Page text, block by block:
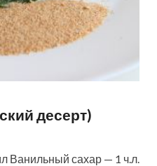
десерт)
Ванильный сахар — 1 ч.л.